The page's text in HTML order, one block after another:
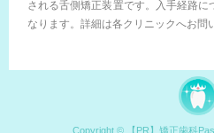
される舌側矯正装置です。入手経路
なります。詳細は各クリニックへお問
Copyright © 【PR】矯正歯科